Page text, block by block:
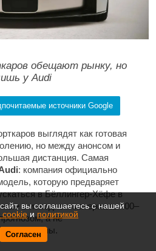
обещают рынку, но
у Audi
источники Google
выглядят как готовая
но между анонсом и
дистанция. Самая
: компания официально
которую предваряет
в Бёллингер-Хёфе в
в исходном материале 400–
а не
машины.
вы соглашаетесь с нашей
cookie и политикой
Согласен